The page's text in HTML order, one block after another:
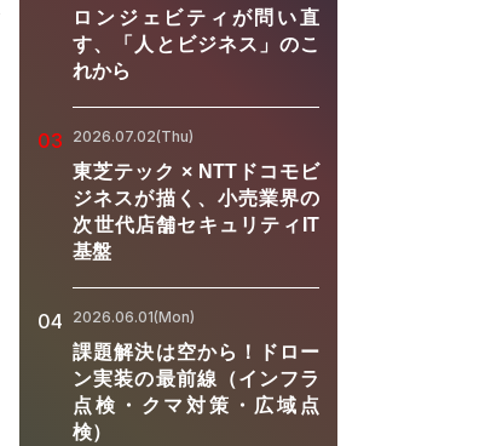
ロンジェビティが問い直
す、「人とビジネス」のこ
れから
03 2026.07.02(Thu)
東芝テック × NTTドコモビ
ジネスが描く、小売業界の
次世代店舗セキュリティIT
基盤
04 2026.06.01(Mon)
課題解決は空から！ドロー
ン実装の最前線（インフラ
点検・クマ対策・広域点
検）